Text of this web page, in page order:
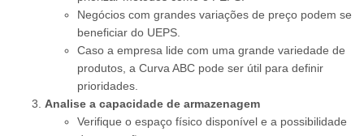
Negócios com grandes variações de preço podem se
beneficiar do UEPS.
Caso a empresa lide com uma grande variedade de
produtos, a Curva ABC pode ser útil para definir
prioridades.
Analise a capacidade de armazenagem
Verifique o espaço físico disponível e a possibilidade